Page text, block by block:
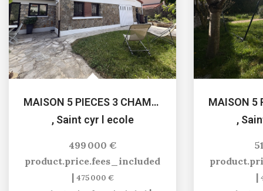
MAISON 5 PIECES 3 CHAMBRES
, Saint cyr l ecole
499 000 €
product.price.fees_included
| 475 000 €
,
|